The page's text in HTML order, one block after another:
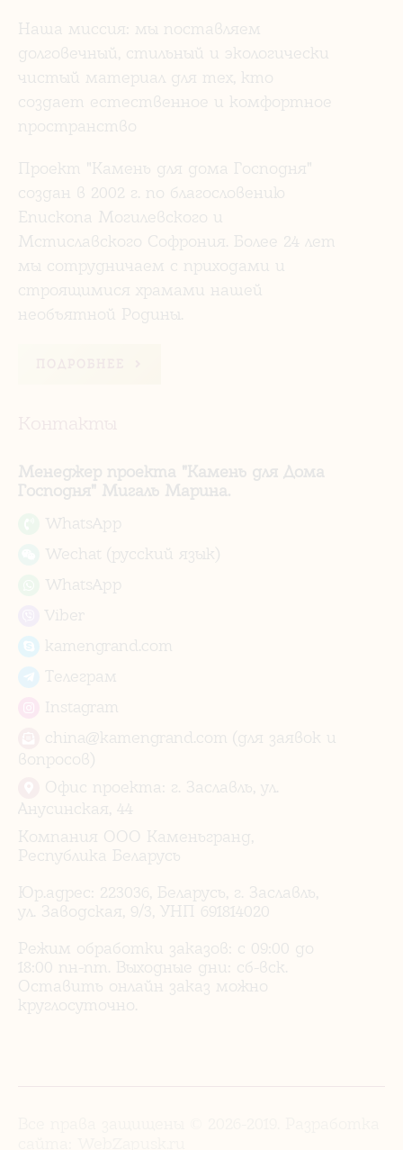
Наша миссия: мы поставляем
долговечный, стильный и экологически
чистый материал для тех, кто
создает естественное и комфортное
пространство
Проект "Камень для дома Господня"
создан в 2002 г. по благословению
Епископа Могилевского и
Мстиславского Софрония. Более 24 лет
мы сотрудничаем с приходами и
строящимися храмами нашей
необъятной Родины.
Менеджер проекта "Камень для Дома
Господня" Мигаль Марина.
WhatsApp
Wechat (русский язык)
WhatsApp
Viber
kamengrand.com
Телеграм
Instagram
china@kamengrand.com (для заявок и
вопросов)
Офис проекта: г. Заславль, ул.
Анусинская, 44
Компания ООО Каменьгранд,
Республика Беларусь
Юр.адрес: 223036, Беларусь, г. Заславль,
ул. Заводская, 9/3, УНП 691814020
Режим обработки заказов: с 09:00 до
18:00 пн-пт. Выходные дни: сб-вск.
Оставить онлайн заказ можно
круглосуточно.